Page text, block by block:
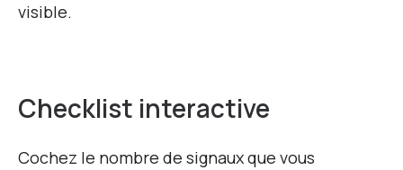
visible.
Checklist interactive
Cochez le nombre de signaux que vous